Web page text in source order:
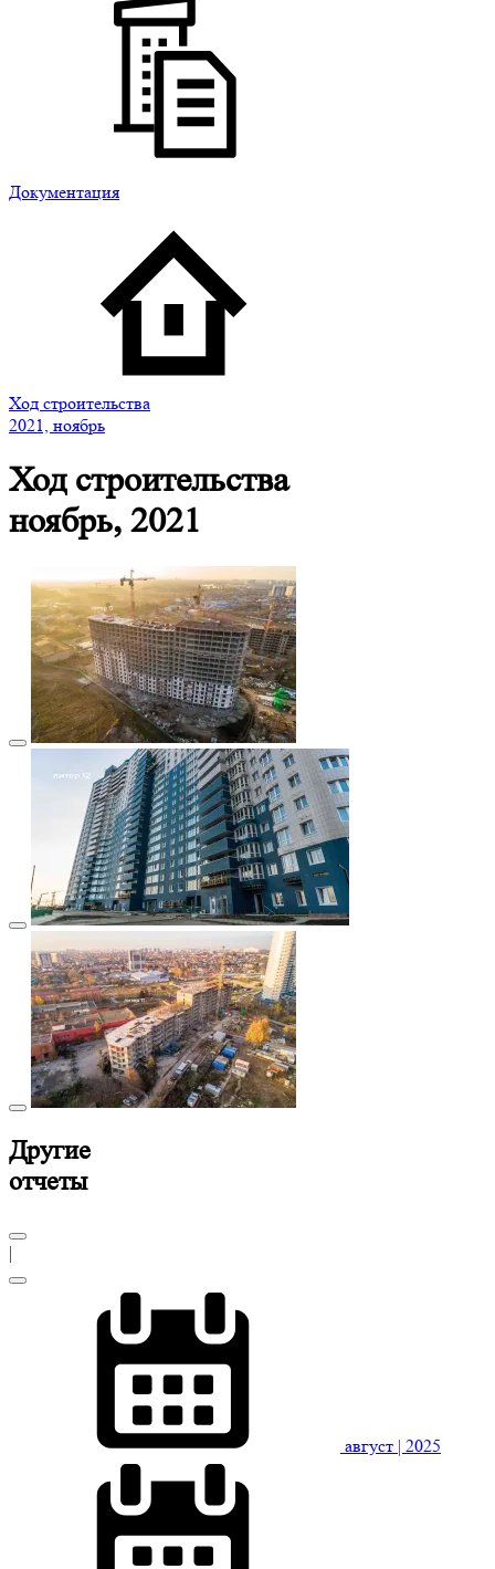
Документация
Ход строительства
2021, ноябрь
Ход строительства
ноябрь, 2021
Другие
отчеты
|
август | 2025